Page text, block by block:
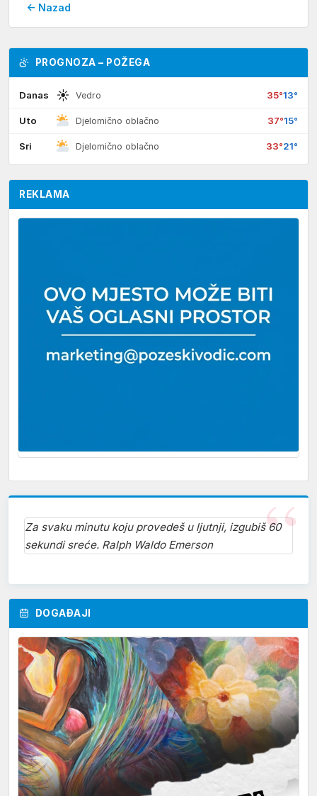
← Nazad
PROGNOZA – POŽEGA
Danas ☀ Vedro 35°13°
Uto Djelomično oblačno 37°15°
Sri Djelomično oblačno 33°21°
REKLAMA
Za svaku minutu koju provedeš u ljutnji, izgubiš 60
sekundi sreće. Ralph Waldo Emerson
DOGAĐAJI